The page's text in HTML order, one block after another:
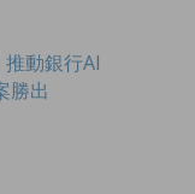
動銀行AI
勝出